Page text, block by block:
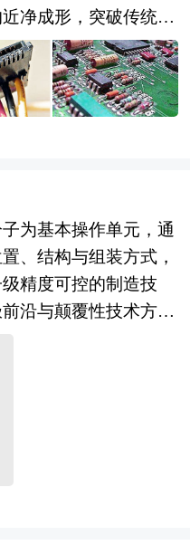
净成形，突破传统减
材料利用率、生产周
、医疗器械、汽车模
化、一体化、定制化
范畴来看，增材制造
装备研制（金属激光
熔融沉积成形、光固
涂等工艺装备），以
杂构件、医疗植入物
路、功能梯度材料、
整产业链条。按照成
聚合物增材制造、陶
造，按照技术原理则
积、材料挤出、光聚
系。随着材料体系扩
造正从原型制造向直
复合制造转变，其产
为基本操作单元，通
、结构与组装方式，
精度可控的制造技
沿与颠覆性技术方
折纸、原子级3D
芯片、量子器件、超
催化剂等尖端产品，
、纳米技术、精密工
叉，具有操控精度极
极高、应用前景革命